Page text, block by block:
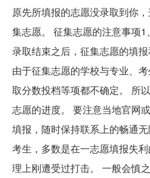
原先所填报的志愿没录取到你
集志愿。 征集志愿的注意事项
录取结束之后，征集志愿的填报
由于征集志愿的学校与专业、
取分数投档等项都不确定。 所
志愿的进度。 要注意当地官网
填报，随时保持联系上的畅通
考生，多数是在一志愿填报失
理上刚遭受过打击。 一般会慎